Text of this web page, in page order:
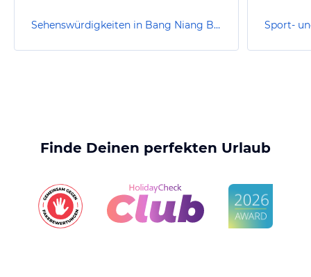
Sehenswürdigkeiten in Bang Niang Beach
Finde Deinen perfekten Urlaub